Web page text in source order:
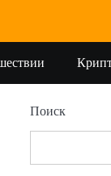
Поиск